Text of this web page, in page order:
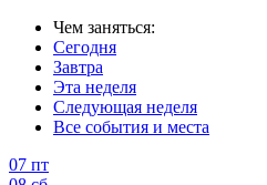
Чем заняться:
Сегодня
Завтра
Эта неделя
Следующая неделя
Все события и места
07 пт